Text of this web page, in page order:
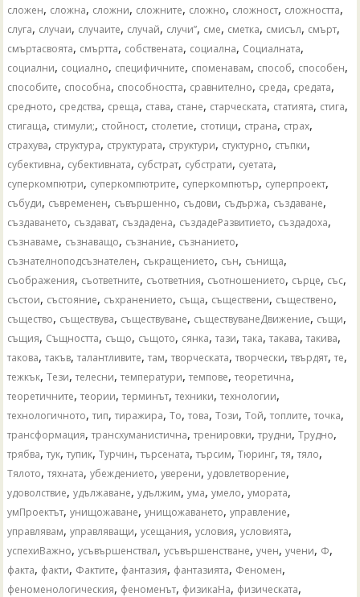
сложен, сложна, сложни, сложните, сложно, сложност, сложността,
слуга, случаи, случаите, случай, случи”, сме, сметка, смисъл, смърт,
смъртасвоята, смъртта, собствената, социална, Социалната,
социални, социално, специфичните, споменавам, способ, способен,
способите, способна, способността, сравнително, среда, средата,
средното, средства, среща, става, стане, старческата, статията, стига,
стигаща, стимули;, стойност, столетие, стотици, страна, страх,
страхува, структура, структурата, структури, стуктурно, стъпки,
субективна, субективната, субстрат, субстрати, суетата,
суперкомпютри, суперкомпютрите, суперкомпютър, суперпроект,
събуди, съвременен, съвършенно, съдови, съдържа, създаване,
създаването, създават, създадена, създадеРазвитието, създадоха,
съзнаваме, съзнаващо, съзнание, съзнанието,
съзнателноподсъзнателен, съкращението, сън, сънища,
съображения, съответните, съответния, съотношението, сърце, със,
състои, състояние, съхранението, съща, съществени, съществено,
същество, съществува, съществуване, съществуванеДвижение, същи,
същия, Същността, също, същото, сянка,тази,така,такава,такива,
такова,такъв,талантливите,там,творческата,творчески,твърдят,те,
тежкък,Тези,телесни,температури,темпове,теоретична,
теоретичните,теории,терминът,техники,технологии,
технологичното,тип,тиражира,То,това,Този,Той,топлите,точка,
трансформация,трансхуманистична,тренировки,трудни,Трудно,
трябва,тук,тупик,Турчин,търсената,търсим,Тюринг,тя,тяло,
Тялото,тяхната,убеждението,уверени,удовлетворение,
удоволствие,удължаване,удължим,ума,умело,умората,
умПроектът,унищожаване,унищожаването,управление,
управлявам,управляващи,усещания,условия,условията,
успехиВажно,усъвършенствал,усъвършенстване,учен,учени, Ф,
факта, факти, Фактите, фантазия, фантазията, Феномен,
феноменологическия, феноменът, физикаНа, физическата,